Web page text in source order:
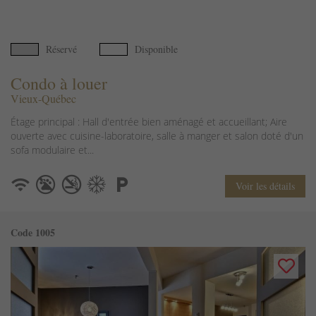
Réservé Disponible
Condo à louer
Vieux-Québec
Étage principal : Hall d'entrée bien aménagé et accueillant; Aire
ouverte avec cuisine-laboratoire, salle à manger et salon doté d'un
sofa modulaire et...
Voir les détails
Code 1005